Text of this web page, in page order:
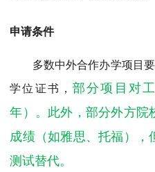
申请条件
多数中外合作办学项目要
学位证书，部分项目对
年）。此外，部分外方院
成绩（如雅思、托福），
测试替代。